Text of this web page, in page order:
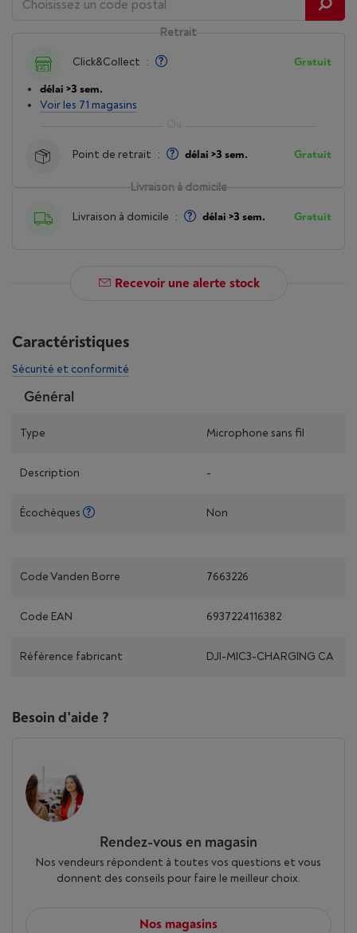
Livraison à domicile
Livraison à domicile : délai >3 sem. Gratuit
Retrait
Click&Collect :
Gratuit
délai >3 sem.
Voir les 71 magasins
Point de retrait : délai >3 sem. Gratuit
Recevoir une alerte stock
Caractéristiques
Sécurité et conformité
Général
Type Microphone sans fil
Description -
Écochèques Non
Code Vanden Borre 7663226
Code EAN 6937224116382
Référence fabricant DJI-MIC3-CHARGING CA
Besoin d'aide ?
Rendez-vous en magasin
Nos vendeurs répondent à toutes vos questions et vous
donnent des conseils pour faire le meilleur choix.
Nos magasins